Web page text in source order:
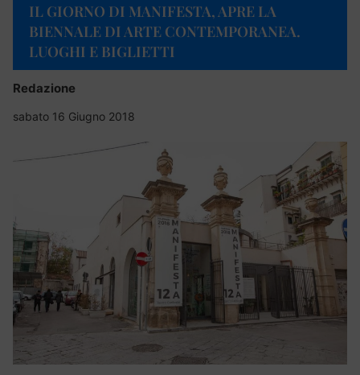
IL GIORNO DI MANIFESTA, APRE LA
BIENNALE DI ARTE CONTEMPORANEA.
LUOGHI E BIGLIETTI
Redazione
sabato 16 Giugno 2018